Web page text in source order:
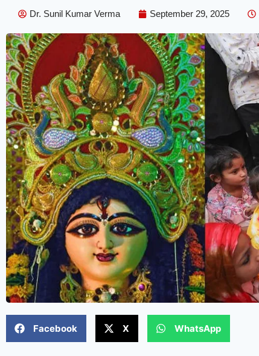
Dr. Sunil Kumar Verma September 29, 2025
Facebook X WhatsApp